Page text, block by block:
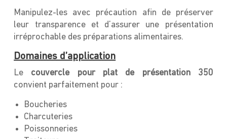
Manipulez-les avec précaution afin de préserver
leur transparence et d’assurer une présentation
irréprochable des préparations alimentaires.
Domaines d’application
Le couvercle pour plat de présentation 350
convient parfaitement pour :
Boucheries
Charcuteries
Poissonneries